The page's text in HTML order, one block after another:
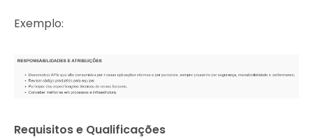
Exemplo:
Requisitos e Qualificações